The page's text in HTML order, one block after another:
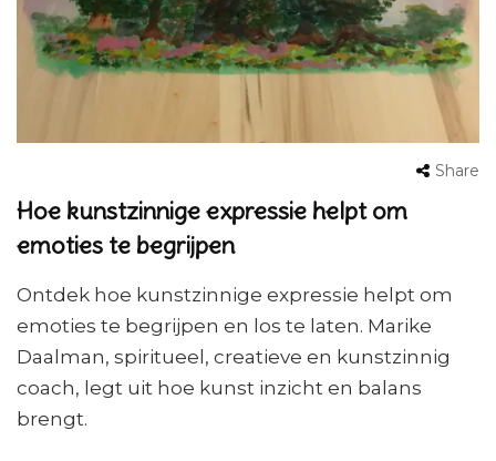
Share
Hoe kunstzinnige expressie helpt om
emoties te begrijpen
Ontdek hoe kunstzinnige expressie helpt om
emoties te begrijpen en los te laten. Marike
Daalman, spiritueel, creatieve en kunstzinnig
coach, legt uit hoe kunst inzicht en balans
brengt.